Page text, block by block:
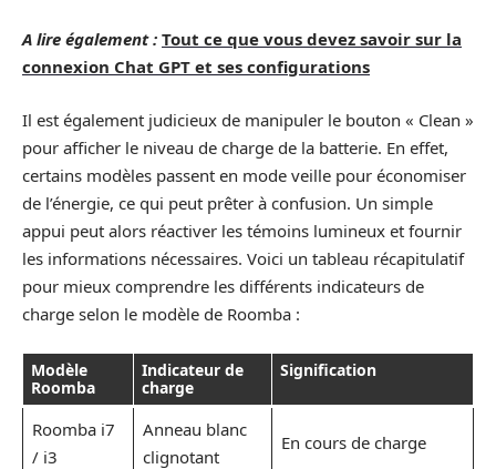
A lire également : Tout ce que vous devez savoir sur la
connexion Chat GPT et ses configurations
Il est également judicieux de manipuler le bouton « Clean »
pour afficher le niveau de charge de la batterie. En effet,
certains modèles passent en mode veille pour économiser
de l’énergie, ce qui peut prêter à confusion. Un simple
appui peut alors réactiver les témoins lumineux et fournir
les informations nécessaires. Voici un tableau récapitulatif
pour mieux comprendre les différents indicateurs de
charge selon le modèle de Roomba :
Modèle
Roomba
Indicateur de
charge
Signification
Roomba i7
/ i3
Anneau blanc
clignotant
En cours de charge